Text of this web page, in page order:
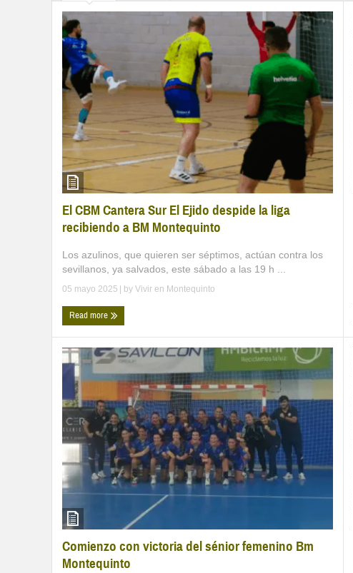
El CBM Cantera Sur El Ejido despide la liga
recibiendo a BM Montequinto
Los azulinos, que quieren ser séptimos, actúan contra los
sevillanos, ya salvados, este sábado a las 19 h ...
05 mayo 2025 | by Vivir en Montequinto
Read more
Comienzo con victoria del sénior femenino Bm
Montequinto